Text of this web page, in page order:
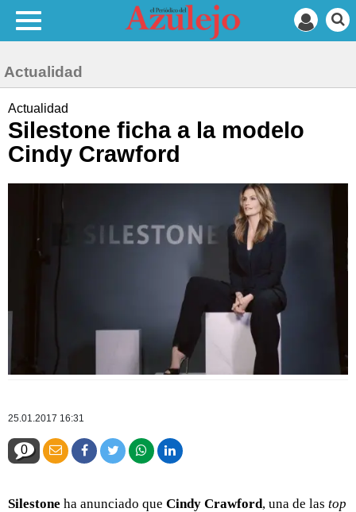
Actualidad
Actualidad
Silestone ficha a la modelo
Cindy Crawford
25.01.2017 16:31
0
Silestone ha anunciado que Cindy Crawford, una de las top